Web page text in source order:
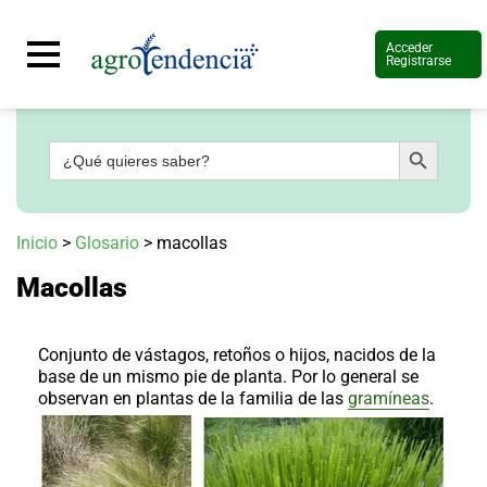
Acceder
Registrarse
Señal
en
más
Agrotendencia
Planes
Glosario
Agroshow
Regístrate
suscríbete
Contáctenos
Buscar: Botón de búsqueda
Inicio > Glosario > macollas
Macollas
Conjunto de vástagos, retoños o hijos, nacidos de la
base de un mismo pie de planta. Por lo general se
observan en plantas de la familia de las gramíneas.